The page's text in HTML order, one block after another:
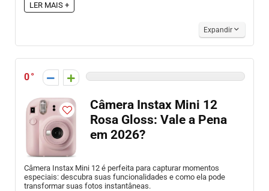
LER MAIS +
Expandir
0
Câmera Instax Mini 12
Rosa Gloss: Vale a Pena
em 2026?
Câmera Instax Mini 12 é perfeita para capturar momentos
especiais: descubra suas funcionalidades e como ela pode
transformar suas fotos instantâneas.